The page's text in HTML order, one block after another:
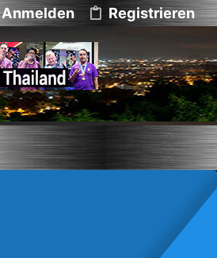
Anmelden Registrieren